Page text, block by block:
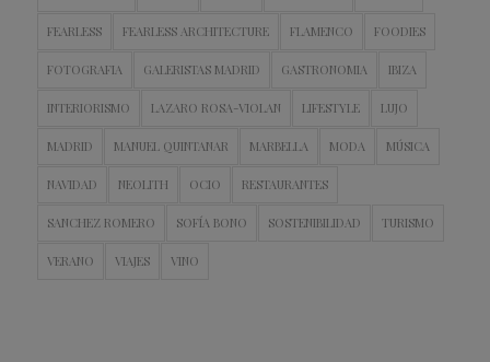
FEARLESS FEARLESS ARCHITECTURE FLAMENCO FOODIES
FOTOGRAFIA GALERISTAS MADRID GASTRONOMIA IBIZA
INTERIORISMO LAZARO ROSA-VIOLAN LIFESTYLE LUJO
MADRID MANUEL QUINTANAR MARBELLA MODA MÚSICA
NAVIDAD NEOLITH OCIO RESTAURANTES
SANCHEZ ROMERO SOFÍA BONO SOSTENIBILIDAD TURISMO
VERANO VIAJES VINO